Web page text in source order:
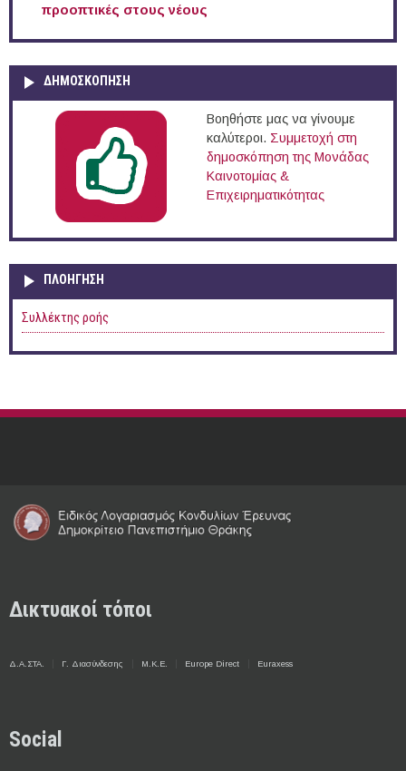
προοπτικές στους νέους
ΔΗΜΟΣΚΟΠΗΣΗ
Βοηθήστε μας να γίνουμε
καλύτεροι. Συμμετοχή στη
δημοσκόπηση της Μονάδας
Καινοτομίας &
Επιχειρηματικότητας
ΠΛΟΉΓΗΣΗ
Συλλέκτης ροής
Δικτυακοί τόποι
Δ.Α.ΣΤΑ. Γ. Διασύνδεσης Μ.Κ.Ε. Europe Direct Euraxess
Social